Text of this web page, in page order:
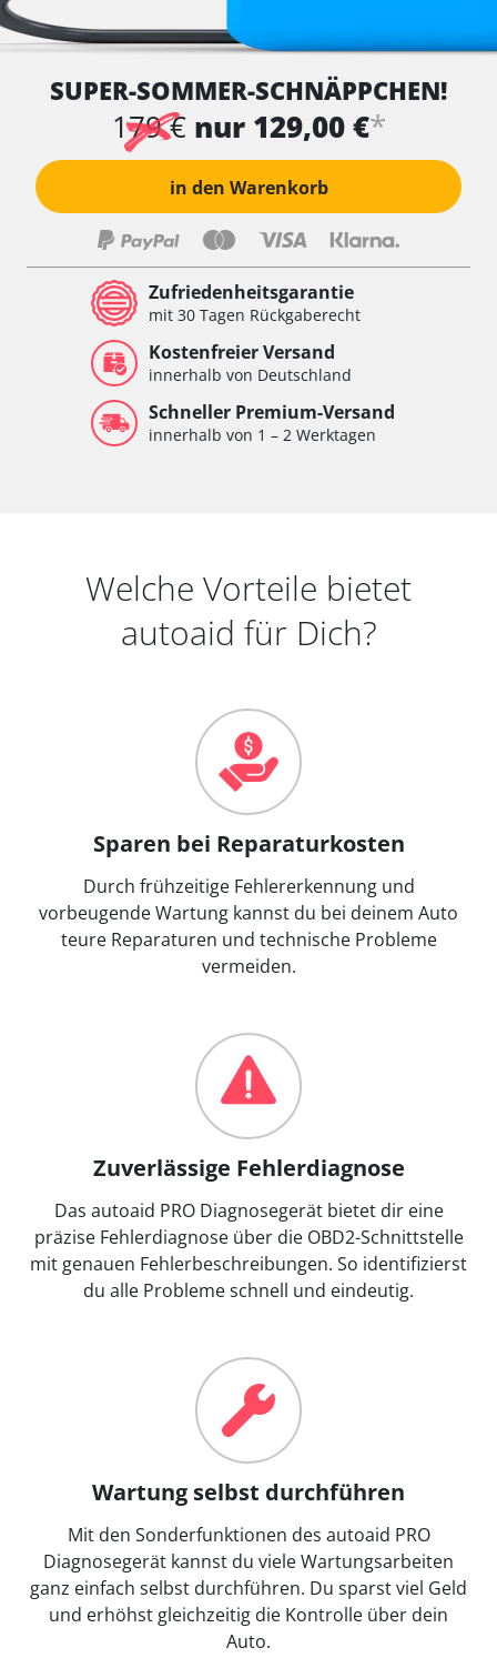
SUPER-SOMMER-SCHNÄPPCHEN!
179 € nur 129,00 €*
in den Warenkorb
Zufriedenheitsgarantie
mit 30 Tagen Rückgaberecht
Kostenfreier Versand
innerhalb von Deutschland
Schneller Premium-Versand
innerhalb von 1 – 2 Werktagen
Welche Vorteile bietet
autoaid für Dich?
Sparen bei Reparaturkosten
Durch frühzeitige Fehlererkennung und
vorbeugende Wartung kannst du bei deinem Auto
teure Reparaturen und technische Probleme
vermeiden.
Zuverlässige Fehlerdiagnose
Das autoaid PRO Diagnosegerät bietet dir eine
präzise Fehlerdiagnose über die OBD2-Schnittstelle
mit genauen Fehlerbeschreibungen. So identifizierst
du alle Probleme schnell und eindeutig.
Wartung selbst durchführen
Mit den Sonderfunktionen des autoaid PRO
Diagnosegerät kannst du viele Wartungsarbeiten
ganz einfach selbst durchführen. Du sparst viel Geld
und erhöhst gleichzeitig die Kontrolle über dein
Auto.